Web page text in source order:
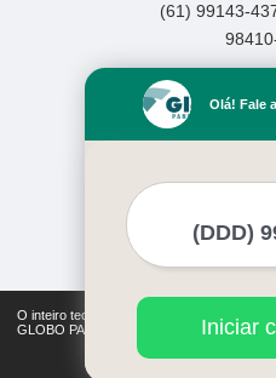
(61) 99143-
Missão
Mapa
O inteiro teor deste site está sujeito à
GLOBO PANFLETAGEM (Lei 9610 de 19/
Olá! Fale
Iniciar